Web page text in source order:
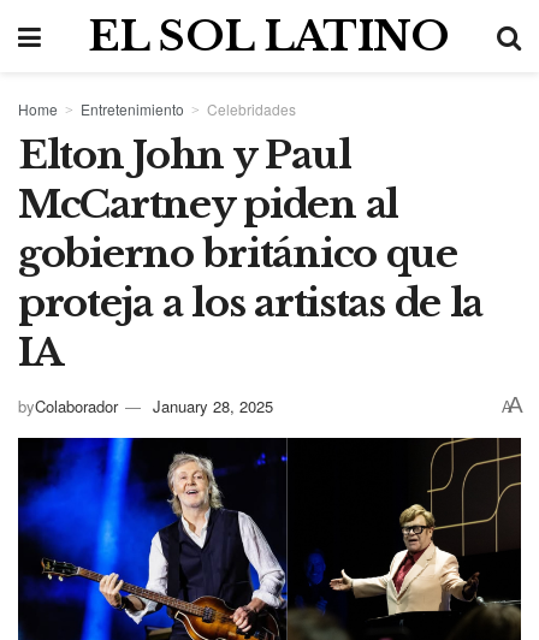
EL SOL LATINO
Home Entretenimiento Celebridades
Elton John y Paul
McCartney piden al
gobierno británico que
proteja a los artistas de la
IA
byColaborador January 28, 2025 AA